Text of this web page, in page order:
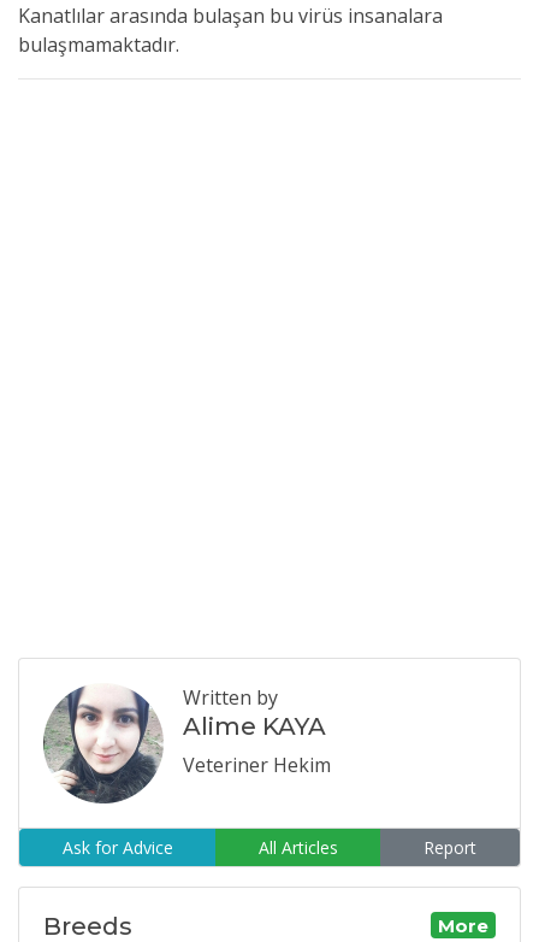
Kanatlılar arasında bulaşan bu virüs insanalara
bulaşmamaktadır.
Written by
Alime KAYA
Veteriner Hekim
Ask for Advice All Articles Report
Breeds More